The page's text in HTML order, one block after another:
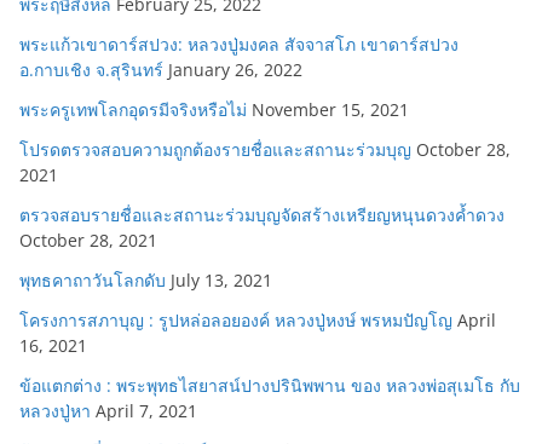
พระฤษีสิงหล February 25, 2022
พระแก้วเขาดาร์สปวง: หลวงปู่มงคล สัจจาสโภ เขาดาร์สปวง
อ.กาบเชิง จ.สุรินทร์ January 26, 2022
พระครูเทพโลกอุดรมีจริงหรือไม่ November 15, 2021
โปรดตรวจสอบความถูกต้องรายชื่อและสถานะร่วมบุญ October 28,
2021
ตรวจสอบรายชื่อและสถานะร่วมบุญจัดสร้างเหรียญหนุนดวงค้ำดวง
October 28, 2021
พุทธคาถาวันโลกดับ July 13, 2021
โครงการสภาบุญ : รูปหล่อลอยองค์ หลวงปู่หงษ์ พรหมปัญโญ April
16, 2021
ข้อแตกต่าง : พระพุทธไสยาสน์ปางปรินิพพาน ของ หลวงพ่อสุเมโธ กับ
หลวงปู่หา April 7, 2021